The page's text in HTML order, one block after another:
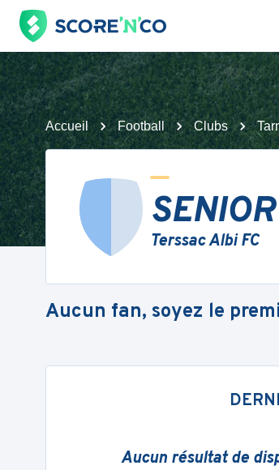
Accueil Football Clubs
Terssac Albi FC
Aucun fan, soyez le
Aucun résultat de